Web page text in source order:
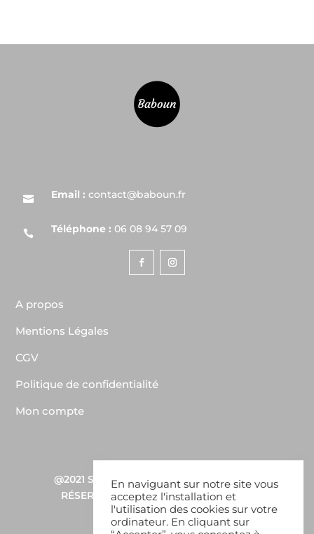
 Email : contact@baboun.fr
 Téléphone : 06 08 94 57 09
A propos
Mentions Légales
CGV
Politique de confidentialité
Mon compte
@2021 SDW CONSULTING –TOUS DROITS
RÉSERVÉS – BABOUN COPYRIGHTS ©
En naviguant sur notre site vous
acceptez l'installation et
l'utilisation des cookies sur votre
ordinateur. En cliquant sur